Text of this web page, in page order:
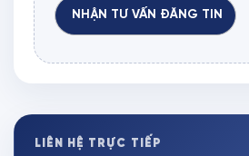
LIÊN HỆ TRỰC TIẾP